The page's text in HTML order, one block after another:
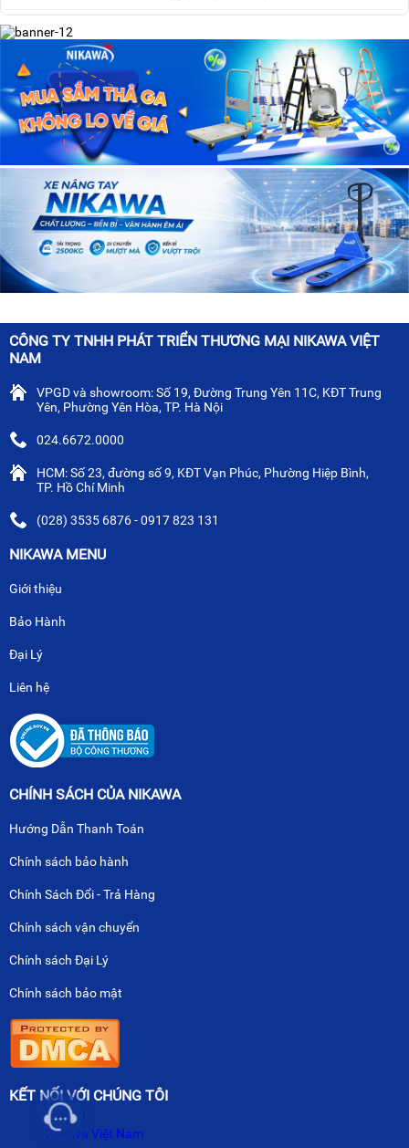
đảm bảo sự an toàn tuy....
CÔNG TY TNHH PHÁT TRIỂN THƯƠNG MẠI NIKAWA VIỆT
NAM
VPGD và showroom: Số 19, Đường Trung Yên 11C, KĐT Trung
Yên, Phường Yên Hòa, TP. Hà Nội
024.6672.0000
HCM: Số 23, đường số 9, KĐT Vạn Phúc, Phường Hiệp Bình,
TP. Hồ Chí Minh
(028) 3535 6876 - 0917 823 131
NIKAWA MENU
Giới thiệu
Bảo Hành
Đại Lý
Liên hệ
CHÍNH SÁCH CỦA NIKAWA
Hướng Dẫn Thanh Toán
Chính sách bảo hành
Chính Sách Đổi - Trả Hàng
Chính sách vận chuyển
Chính sách Đại Lý
Chính sách bảo mật
KẾT NỐI VỚI CHÚNG TÔI
Nikawa Việt Nam